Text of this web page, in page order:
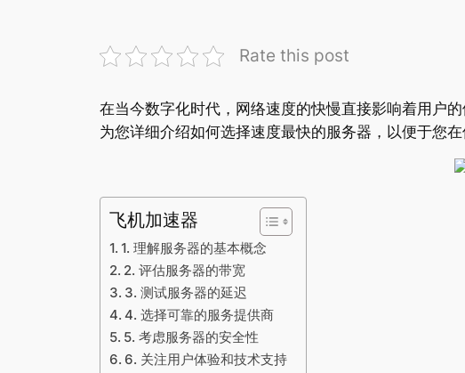
Rate this post
在当今数字化时代，网络速度的快慢直接影响着用户
为您详细介绍如何选择速度最快的服务器，以便于您
飞机加速器
1. 理解服务器的基本概念
2. 评估服务器的带宽
3. 测试服务器的延迟
4. 选择可靠的服务提供商
5. 考虑服务器的安全性
6. 关注用户体验和技术支持